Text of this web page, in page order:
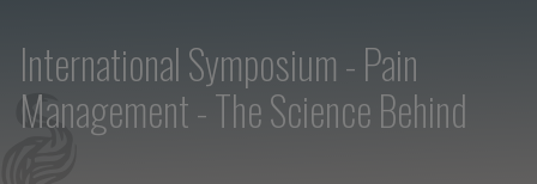
International Symposium - Pain
Management - The Science Behind